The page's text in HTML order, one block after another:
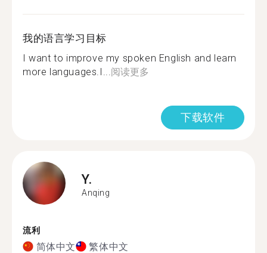
我的语言学习目标
I want to improve my spoken English and learn
more languages.I...阅读更多
下载软件
Y.
Anqing
流利
简体中文 繁体中文